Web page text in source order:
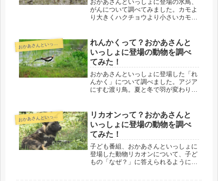
おかあさんといっしょに登場の水鳥、
がんについて調べてみました。カモよ
り大きくハクチョウより小さいカモ目
す。雁行という言葉を深堀りすると、
古来の人々から現代にいたるまで、が
んが身近な存在であることがわかりま
す。
おかあさんといっしょ動物コーナー
れんかくって？おかあさんと
いっしょに登場の動物を調べ
てみた！
おかあさんといっしょに登場した「れ
んかく」について調べました。アジア
にすむ渡り鳥。夏と冬で羽が変わり、
中のひなを殺してオスを奪うこともあ
ります。アフリカにすむレンカクもい
ます。
おかあさんといっしょ動物コーナー
リカオンって？おかあさんと
いっしょに登場の動物を調べ
てみた！
子ども番組、おかあさんといっしょに
登場した動物リカオンについて、子ど
もの「なぜ？」に答えられるように調